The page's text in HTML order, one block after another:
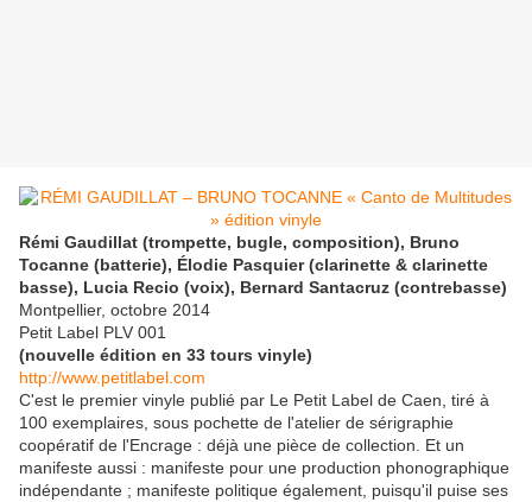
Rémi Gaudillat (trompette, bugle, composition), Bruno
Tocanne (batterie), Élodie Pasquier (clarinette & clarinette
basse), Lucia Recio (voix), Bernard Santacruz (contrebasse)
Montpellier, octobre 2014
Petit Label PLV 001
(nouvelle édition en 33 tours vinyle)
http://www.petitlabel.com
C'est le premier vinyle publié par Le Petit Label de Caen, tiré à
100 exemplaires, sous pochette de l'atelier de sérigraphie
coopératif de l'Encrage : déjà une pièce de collection. Et un
manifeste aussi : manifeste pour une production phonographique
indépendante ; manifeste politique également, puisqu'il puise ses